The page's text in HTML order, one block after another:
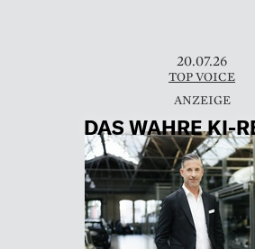
20.07.26
TOP VOICE
DAS WAHRE KI-